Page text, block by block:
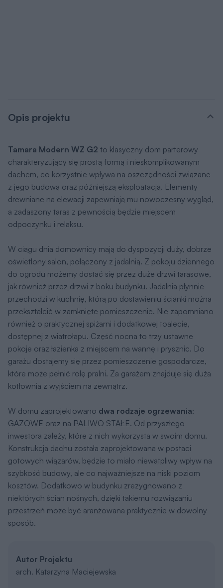
Opis projektu
Tamara Modern WZ G2 to klasyczny dom parterowy
charakteryzujący się prostą formą i nieskomplikowanym
dachem, co korzystnie wpływa na oszczędności związane
z jego budową oraz późniejszą eksploatacją. Elementy
drewniane na elewacji zapewniają mu nowoczesny wygląd,
a zadaszony taras z pewnością będzie miejscem
odpoczynku i relaksu.
W ciągu dnia domownicy mają do dyspozycji duży, dobrze
oświetlony salon, połączony z jadalnią. Z pokoju dziennego
do ogrodu możemy dostać się przez duże drzwi tarasowe,
jak również przez drzwi z boku budynku. Jadalnia płynnie
przechodzi w kuchnię, którą po dostawieniu ścianki można
przekształcić w zamknięte pomieszczenie. Nie zapomniano
również o praktycznej spiżarni i dodatkowej toalecie,
dostępnej z wiatrołapu. Część nocna to trzy ustawne
pokoje oraz łazienka z miejscem na wannę i prysznic. Do
garażu dostajemy się przez pomieszczenie gospodarcze,
które może pełnić rolę pralni. Za garażem znajduje się duża
kotłownia z wyjściem na zewnątrz.
W domu zaprojektowano dwa rodzaje ogrzewania:
GAZOWE oraz na PALIWO STAŁE. Od przyszłego
inwestora zależy, które z nich wykorzysta w swoim domu.
Konstrukcja dachu została zaprojektowana w postaci
gotowych wiązarów, będzie to miało niewątpliwy wpływ na
szybkość budowy, ale co najważniejsze na niski poziom
kosztów. Dodatkowo w budynku zrezygnowano z
niektórych ścian nośnych, dzięki takiemu rozwiązaniu
przestrzeń może być aranżowana praktycznie w dowolny
sposób.
Autor Projektu
arch. Katarzyna Maciejewska